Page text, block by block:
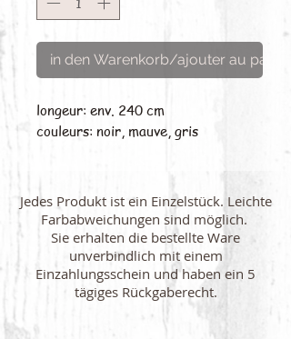
in den Warenkorb/ajouter au panier
longeur: env. 240 cm
couleurs: noir, mauve, gris
Jedes Produkt ist ein Einzelstück. Leichte
Farbabweichungen sind möglich.
Sie erhalten die bestellte Ware
unverbindlich mit einem
Einzahlungsschein und haben ein 5
tägiges Rückgaberecht.